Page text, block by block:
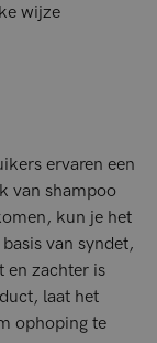
wijze
ervaren een
van shampoo
kun je het
van syndet,
en zachter is
laat het
ophoping te